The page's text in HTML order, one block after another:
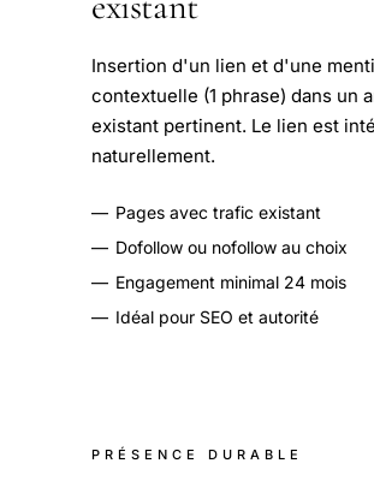
Insertion d'un lien et d'une
contextuelle (1 phrase) dans un
existant pertinent. Le lien est
naturellement.
— Pages avec trafic existant
— Dofollow ou nofollow au choix
— Engagement minimal 24 mois
— Idéal pour SEO et autorité
PRÉSENCE DURABLE